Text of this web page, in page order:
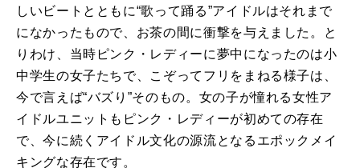
しいビートとともに“歌って踊る”アイドルはそれまで
になかったもので、お茶の間に衝撃を与えました。と
りわけ、当時ピンク・レディーに夢中になったのは小
中学生の女子たちで、こぞってフリをまねる様子は、
今で言えば“バズり”そのもの。女の子が憧れる女性ア
イドルユニットもピンク・レディーが初めての存在
で、今に続くアイドル文化の源流となるエポックメイ
キングな存在です。